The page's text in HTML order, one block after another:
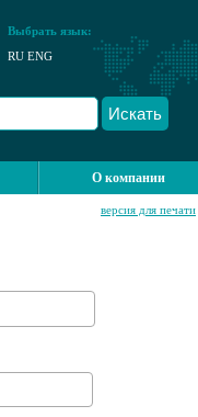
Выбрать язык:
RU ENG
Искать
О компании
версия для печати